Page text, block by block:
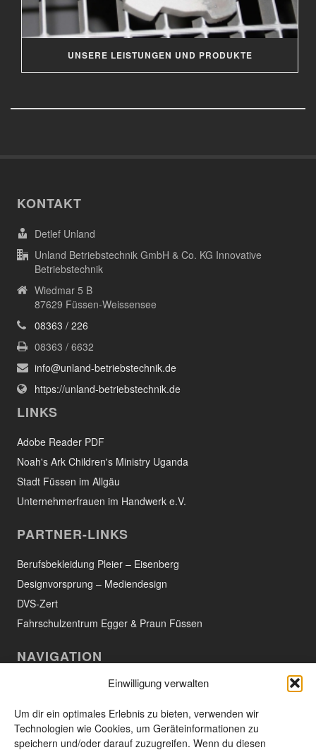
Einwilligung verwalten
Um dir ein optimales Erlebnis zu bieten, verwenden wir
Technologien wie Cookies, um Geräteinformationen zu
speichern und/oder darauf zuzugreifen. Wenn du diesen
UNSERE LEISTUNGEN UND PRODUKTE
KONTAKT
Detlef Unland
Unland Betriebstechnik GmbH & Co. KG Innovative
Betriebstechnik
Wiedmar 5 B
87629 Füssen-Weissensee
08363 / 226
08363 / 6632
info@unland-betriebstechnik.de
https://unland-betriebstechnik.de
LINKS
Adobe Reader PDF
Noah's Ark Children's Ministry Uganda
Stadt Füssen im Allgäu
Unternehmerfrauen im Handwerk e.V.
PARTNER-LINKS
Berufsbekleidung Pleier – Eisenberg
Designvorsprung – Mediendesign
DVS-Zert
Fahrschulzentrum Egger & Praun Füssen
NAVIGATION
Aktuelles
Das Unternehmen